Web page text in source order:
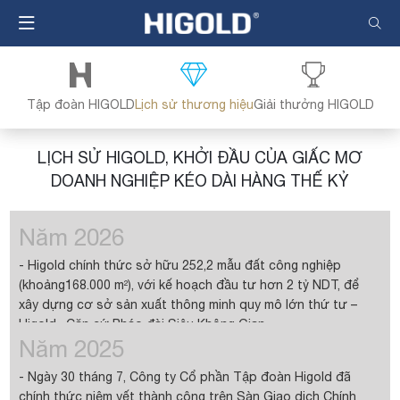
đến
nội
Tập đoàn HIGOLDLịch sử thương hiệuGiải thưởng HIGOLD
LỊCH SỬ HIGOLD, KHỞI ĐẦU CỦA GIẤC MƠ
DOANH NGHIỆP KÉO DÀI HÀNG THẾ KỶ
Năm 2026
- Higold chính thức sở hữu 252,2 mẫu đất công nghiệp
(khoảng168.000 m²), với kế hoạch đầu tư hơn 2 tỷ NDT, để
xây dựng cơsở sản xuất thông minh quy mô lớn thứ tư –
Higold · Căn cứ Pháo đài Siêu Không Gian.
- Chậu rửa thông minh rã đông CB2.0 Higold vinh dự giành
cúđúp hai giải thưởng thiết kế quốc tế danh giá năm 2026:
Giảithưởng iF Design Award (Đức) và Giải thưởng Red Dot
Năm 2025
- Ngày 30 tháng 7, Công ty Cổ phần Tập đoàn Higold đã
chính thức niêm yết thành công trên Sàn Giao dịch Chính